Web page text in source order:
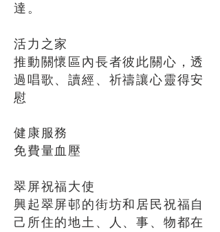
達。
活力之家
推動關懷區內長者彼此關心，透
過唱歌、讀經、祈禱讓心靈得安
慰
健康服務
免費量血壓
翠屏祝福大使
​興起翠屏邨的街坊和居民祝福自
己所住的地土、人、事、物都在